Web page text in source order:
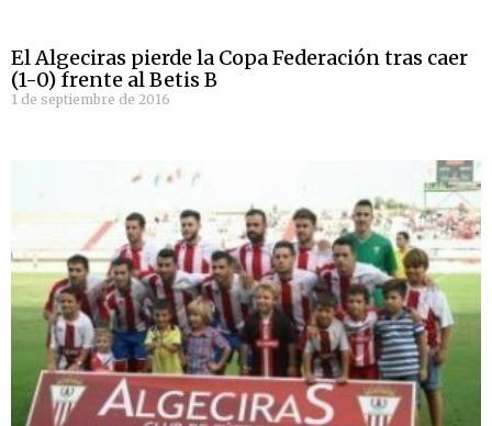
El Algeciras pierde la Copa Federación tras caer
(1-0) frente al Betis B
1 de septiembre de 2016